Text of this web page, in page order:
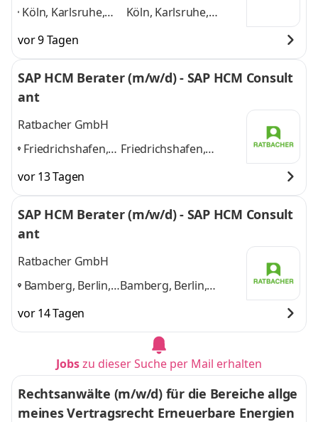
Köln, Karlsruhe,
München, Leipzig,
Dresden, Hannover,
Bremen, Stuttgart,
Frankfurt
Köln, Karlsruhe,
Dresden, Hannover,
Bremen, Stuttgart,
vor 9 Tagen
SAP HCM Berater (m/w/d) - SAP HCM Consult
ant
Ratbacher GmbH
Friedrichshafen,
Berlin, Wuppertal
Friedrichshafen,
weitere
vor 13 Tagen
SAP HCM Berater (m/w/d) - SAP HCM Consult
ant
Ratbacher GmbH
Bamberg, Berlin,
Dortmund,
Freiburg,
Bamberg, Berlin,
vor 14 Tagen
Jobszu dieser Suche per Mail erhalten
Rechtsanwälte (m/w/d) für die Bereiche allge
meines Vertragsrecht Erneuerbare Energien